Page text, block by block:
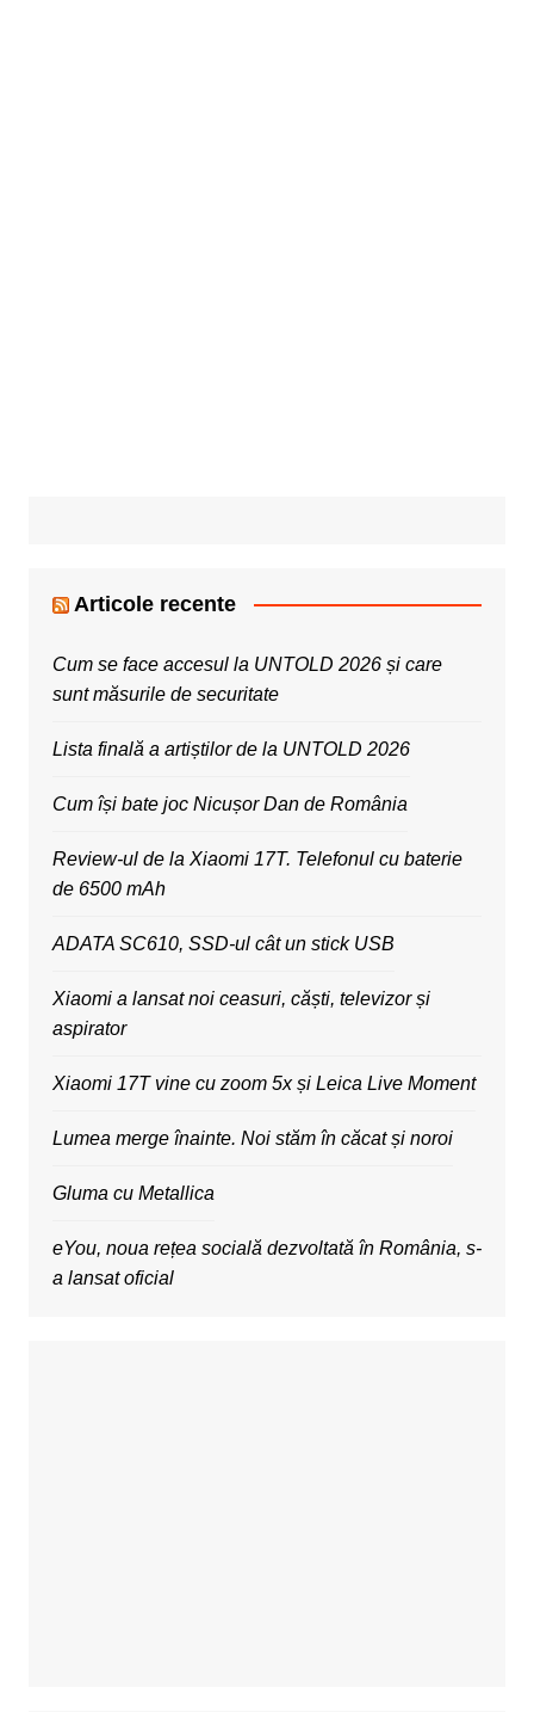
Articole recente
Cum se face accesul la UNTOLD 2026 și care
sunt măsurile de securitate
Lista finală a artiștilor de la UNTOLD 2026
Cum își bate joc Nicușor Dan de România
Review-ul de la Xiaomi 17T. Telefonul cu baterie
de 6500 mAh
ADATA SC610, SSD-ul cât un stick USB
Xiaomi a lansat noi ceasuri, căști, televizor și
aspirator
Xiaomi 17T vine cu zoom 5x și Leica Live Moment
Lumea merge înainte. Noi stăm în căcat și noroi
Gluma cu Metallica
eYou, noua rețea socială dezvoltată în România, s-
a lansat oficial